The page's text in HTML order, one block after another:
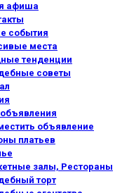
афиша
события
места
тенденции
советы
объявление
платьев
залы, Рестораны
торт